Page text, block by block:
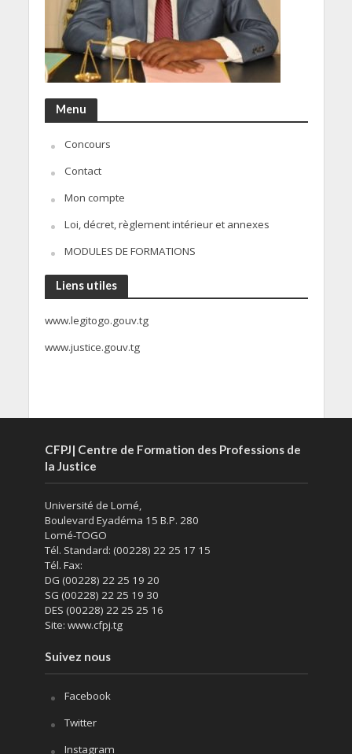
Menu
Concours
Contact
Mon compte
Loi, décret, règlement intérieur et annexes
MODULES DE FORMATIONS
Liens utiles
www.legitogo.gouv.tg
www.justice.gouv.tg
CFPJ| Centre de Formation des Professions de
la Justice
Université de Lomé,
Boulevard Eyadéma 15 B.P. 280
Lomé-TOGO
Tél. Standard: (00228) 22 25 17 15
Tél. Fax:
DG (00228) 22 25 19 20
SG (00228) 22 25 19 30
DES (00228) 22 25 25 16
Site: www.cfpj.tg
Suivez nous
Facebook
Twitter
Instagram